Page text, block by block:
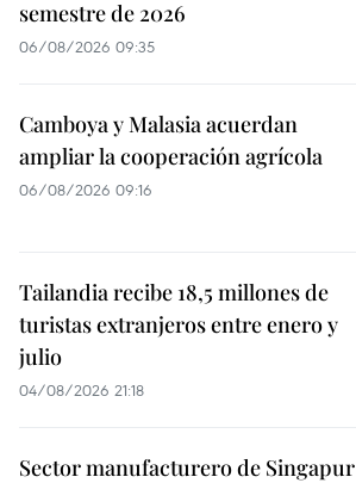
semestre de 2026
06/08/2026 09:35
Camboya y Malasia acuerdan
ampliar la cooperación agrícola
06/08/2026 09:16
Tailandia recibe 18,5 millones de
turistas extranjeros entre enero y
julio
04/08/2026 21:18
Sector manufacturero de Singapur